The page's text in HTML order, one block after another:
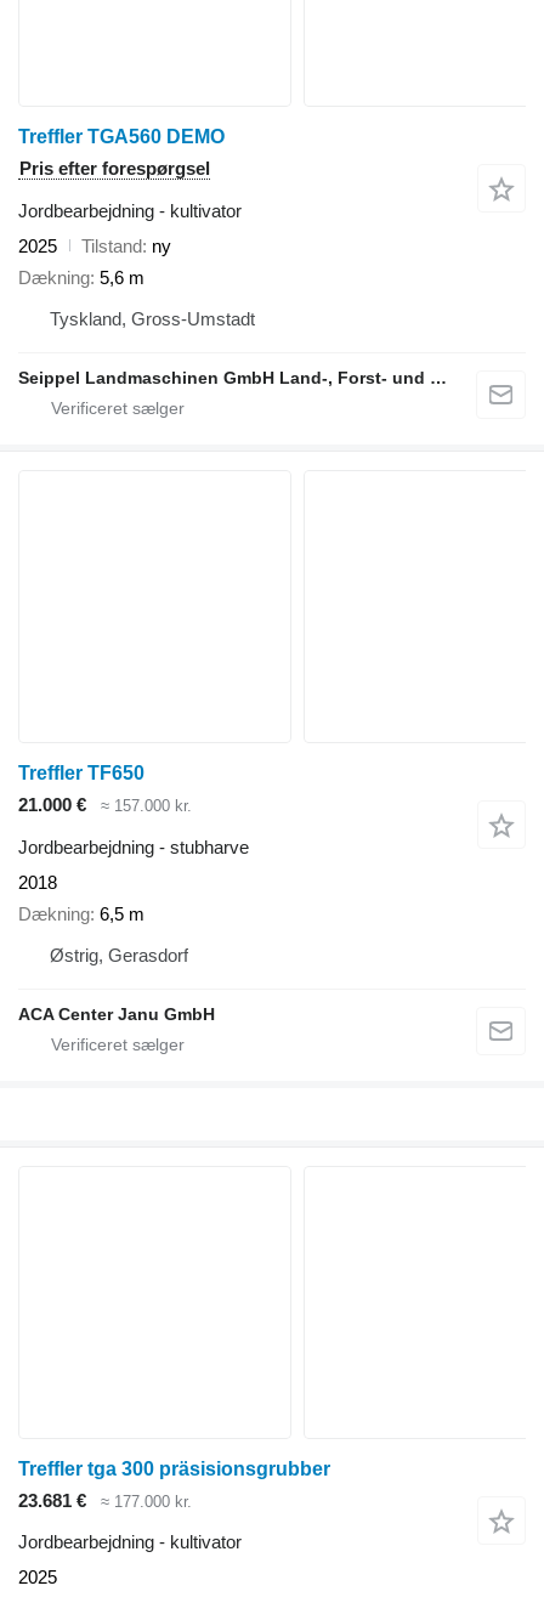
Treffler TGA560 DEMO
Pris efter forespørgsel
Jordbearbejdning - kultivator
2025
Tilstand ny
Dækning 5,6 m
Tyskland, Gross-Umstadt
Seippel Landmaschinen GmbH Land-, Forst- und Gartentechnik
Treffler TF650
21.000 €
≈ 157.000 kr.
Jordbearbejdning - stubharve
2018
Dækning 6,5 m
Østrig, Gerasdorf
ACA Center Janu GmbH
Treffler tga 300 präsisionsgrubber
23.681 €
≈ 177.000 kr.
Jordbearbejdning - kultivator
2025